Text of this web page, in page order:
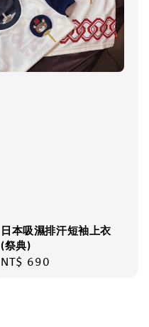
日本吸濕排汗短袖上衣
(祭典)
Regular
NT$ 690